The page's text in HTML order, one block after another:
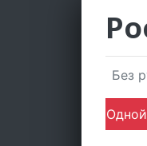
Без
Сочи